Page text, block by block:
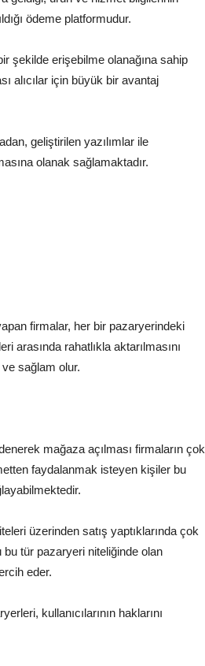
ödeme platformudur.
şekilde erişebilme olanağına sahip
alıcılar için büyük bir avantaj
geliştirilen yazılımlar ile
olanak sağlamaktadır.
firmalar, her bir pazaryerindeki
arasında rahatlıkla aktarılmasını
sağlam olur.
mağaza açılması firmaların çok
faydalanmak isteyen kişiler bu
üzerinden satış yaptıklarında çok
tür pazaryeri niteliğinde olan
eder.
kullanıcılarının haklarını